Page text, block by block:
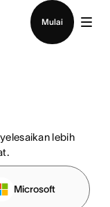
Mulai
lebih
Microsoft